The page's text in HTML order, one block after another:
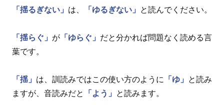
「揺るぎない」 は、 「ゆるぎない」 と読んでください。
「揺らぐ」 が 「ゆらぐ」 だと分かれば問題なく読める言
葉です。
「揺」 は、訓読みではこの使い方のように 「ゆ」
と読み
ますが、音読みだと
「よう」 と読みます。